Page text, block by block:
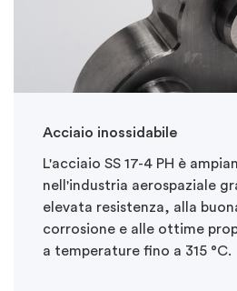
Acciaio inossidabile
L'acciaio SS 17-4 PH è
nell'industria aerospaziale
elevata resistenza, alla
corrosione e alle ottime
a temperature fino a 315 °C.